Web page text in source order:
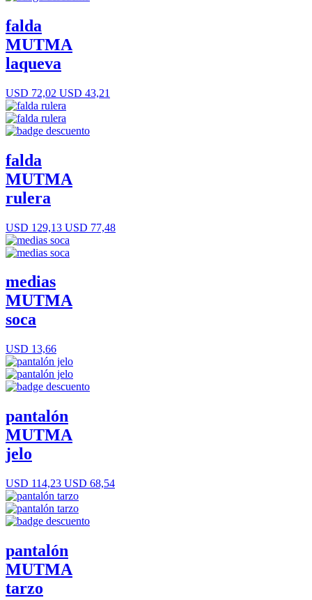
falda
MUTMA
laqueva
USD 72,02 USD 43,21
falda
MUTMA
rulera
USD 129,13 USD 77,48
medias
MUTMA
soca
USD 13,66
pantalón
MUTMA
jelo
USD 114,23 USD 68,54
pantalón
MUTMA
tarzo